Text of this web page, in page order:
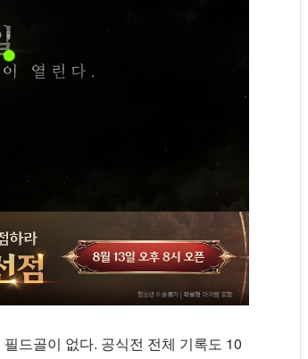
드골이 없다. 공식전 전체 기록도 10